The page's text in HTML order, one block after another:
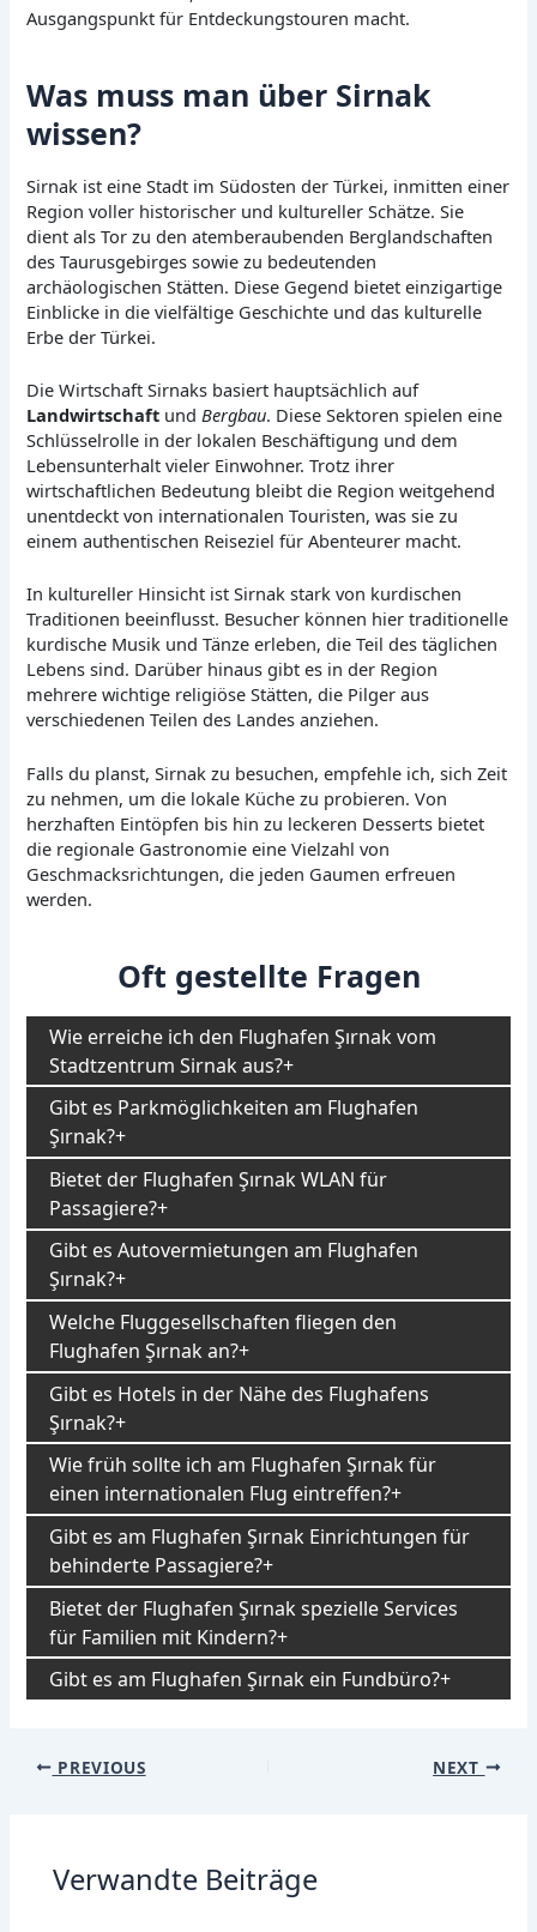
Ausgangspunkt für Entdeckungstouren macht.
Was muss man über Sirnak
wissen?
Sirnak ist eine Stadt im Südosten der Türkei, inmitten einer
Region voller historischer und kultureller Schätze. Sie
dient als Tor zu den atemberaubenden Berglandschaften
des Taurusgebirges sowie zu bedeutenden
archäologischen Stätten. Diese Gegend bietet einzigartige
Einblicke in die vielfältige Geschichte und das kulturelle
Erbe der Türkei.
Die Wirtschaft Sirnaks basiert hauptsächlich auf
Landwirtschaft undBergbau. Diese Sektoren spielen eine
Schlüsselrolle in der lokalen Beschäftigung und dem
Lebensunterhalt vieler Einwohner. Trotz ihrer
wirtschaftlichen Bedeutung bleibt die Region weitgehend
unentdeckt von internationalen Touristen, was sie zu
einem authentischen Reiseziel für Abenteurer macht.
In kultureller Hinsicht ist Sirnak stark von kurdischen
Traditionen beeinflusst. Besucher können hier traditionelle
kurdische Musik und Tänze erleben, die Teil des täglichen
Lebens sind. Darüber hinaus gibt es in der Region
mehrere wichtige religiöse Stätten, die Pilger aus
verschiedenen Teilen des Landes anziehen.
Falls du planst, Sirnak zu besuchen, empfehle ich, sich Zeit
zu nehmen, um die lokale Küche zu probieren. Von
herzhaften Eintöpfen bis hin zu leckeren Desserts bietet
die regionale Gastronomie eine Vielzahl von
Geschmacksrichtungen, die jeden Gaumen erfreuen
werden.
Oft gestellte Fragen
Wie erreiche ich den Flughafen Şırnak vom
Stadtzentrum Sirnak aus?
Gibt es Parkmöglichkeiten am Flughafen
Şırnak?
Bietet der Flughafen Şırnak WLAN für
Passagiere?
Gibt es Autovermietungen am Flughafen
Şırnak?
Welche Fluggesellschaften fliegen den
Flughafen Şırnak an?
Gibt es Hotels in der Nähe des Flughafens
Şırnak?
Wie früh sollte ich am Flughafen Şırnak für
einen internationalen Flug eintreffen?
Gibt es am Flughafen Şırnak Einrichtungen für
behinderte Passagiere?
Bietet der Flughafen Şırnak spezielle Services
für Familien mit Kindern?
Gibt es am Flughafen Şırnak ein Fundbüro?
Post
PREVIOUS NEXT
Verwandte Beiträge